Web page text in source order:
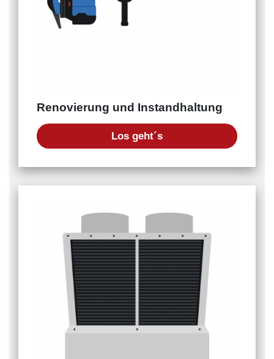
Renovierung und Instandhaltung
Los geht´s